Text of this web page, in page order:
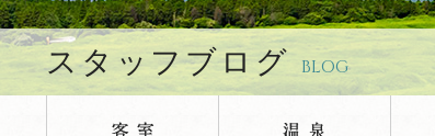
スタッフブログ BLOG